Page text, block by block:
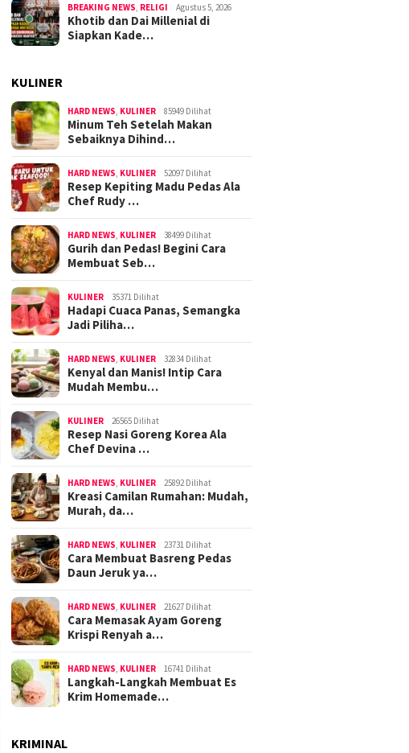
BREAKING NEWS RELIGI Agustus 5, 2026
Khotib dan Dai Millenial di
Siapkan Kade…
KULINER
HARD NEWS KULINER 85949 Dilihat
Minum Teh Setelah Makan
Sebaiknya Dihind…
HARD NEWS KULINER 52097 Dilihat
Resep Kepiting Madu Pedas Ala
Chef Rudy …
HARD NEWS KULINER 38499 Dilihat
Gurih dan Pedas! Begini Cara
Membuat Seb…
KULINER 35371 Dilihat
Hadapi Cuaca Panas, Semangka
Jadi Piliha…
HARD NEWS KULINER 32834 Dilihat
Kenyal dan Manis! Intip Cara
Mudah Membu…
KULINER 26565 Dilihat
Resep Nasi Goreng Korea Ala
Chef Devina …
HARD NEWS KULINER 25892 Dilihat
Kreasi Camilan Rumahan: Mudah,
Murah, da…
HARD NEWS KULINER 23731 Dilihat
Cara Membuat Basreng Pedas
Daun Jeruk ya…
HARD NEWS KULINER 21627 Dilihat
Cara Memasak Ayam Goreng
Krispi Renyah a…
HARD NEWS KULINER 16741 Dilihat
Langkah-Langkah Membuat Es
Krim Homemade…
KRIMINAL